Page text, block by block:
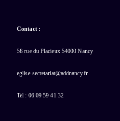
Contact :
58 rue du Placieux 54000 Nancy
eglise-secretariat@addnancy.fr
Tel : 06 09 59 41 32